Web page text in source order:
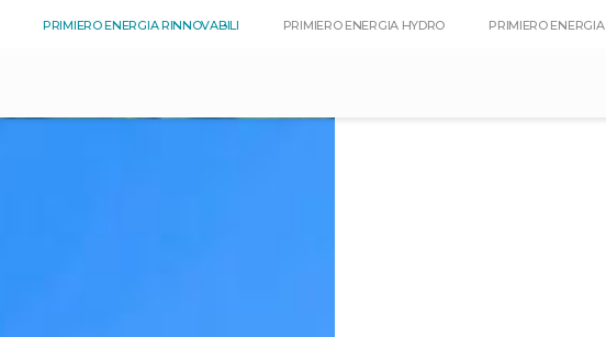
PRIMIERO ENERGIA RINNOVABILI PRIMIERO ENERGIA HYDRO PRIMIERO ENERGIA